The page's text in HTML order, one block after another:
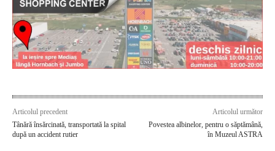
Articolul precedent
Tânără însărcinată, transportată la spital
după un accident rutier
Articolul următor
Povestea albinelor, pentru o săptămână,
în Muzeul ASTRA